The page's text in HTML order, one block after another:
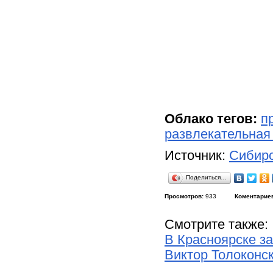
Облако тегов:
Источник:
Поделиться…
Просмотров: 933
Смотрите также:
В Красноярске
Виктор